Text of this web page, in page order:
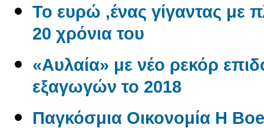
Το ευρώ ,ένας γίγαντας με
20 χρόνια του
«Αυλαία» με νέο ρεκόρ
εξαγωγών το 2018
Παγκόσμια Οικονομία Η